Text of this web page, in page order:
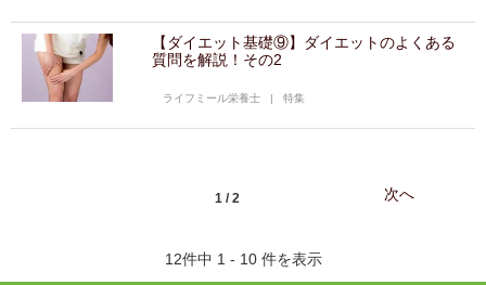
【ダイエット基礎⑨】ダイエットのよくある
質問を解説！その2
ライフミール栄養士 |特集
1 / 2 次へ
12件中 1 - 10 件を表示